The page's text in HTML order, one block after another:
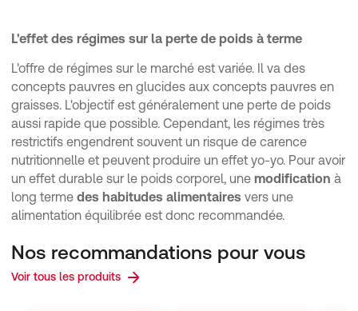
L'effet des régimes sur la perte de poids à terme
L'offre de régimes sur le marché est variée. Il va des
concepts pauvres en glucides aux concepts pauvres en
graisses. L'objectif est généralement une perte de poids
aussi rapide que possible. Cependant, les régimes très
restrictifs engendrent souvent un risque de carence
nutritionnelle et peuvent produire un effet yo-yo. Pour avoir
un effet durable sur le poids corporel, une modification à
long terme des habitudes alimentaires vers une
alimentation équilibrée est donc recommandée.
Nos recommandations pour vous
Voir tous les produits